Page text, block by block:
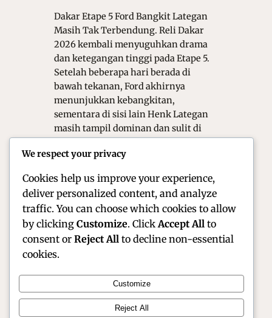
Dakar Etape 5 Ford Bangkit Lategan
Masih Tak Terbendung. Reli Dakar
2026 kembali menyuguhkan drama
dan ketegangan tinggi pada Etape 5.
Setelah beberapa hari berada di
bawah tekanan, Ford akhirnya
menunjukkan kebangkitan,
sementara di sisi lain Henk Lategan
masih tampil dominan dan sulit di
kendaraan, strategi navigasi, serta
Official Site of Christian Montanari | Racer &
We respect your privacy
Cookies help us improve your experience,
deliver personalized content, and analyze
traffic. You can choose which cookies to allow
by clicking Customize. Click Accept All to
consent or Reject All to decline non-essential
cookies.
Customize
Reject All